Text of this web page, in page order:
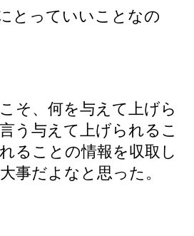
とっていいことなの
そ、何を与えて上げら
う与えて上げられるこ
ることの情報を収取し
事だよなと思った。